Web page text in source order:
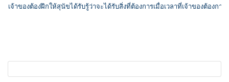
เจ้าของต้องฝึกให้สุนัขได้รับรู้ว่าจะได้รับสิ่งที่ต้องการเมื่อเวลาที่เจ้าของต้อง